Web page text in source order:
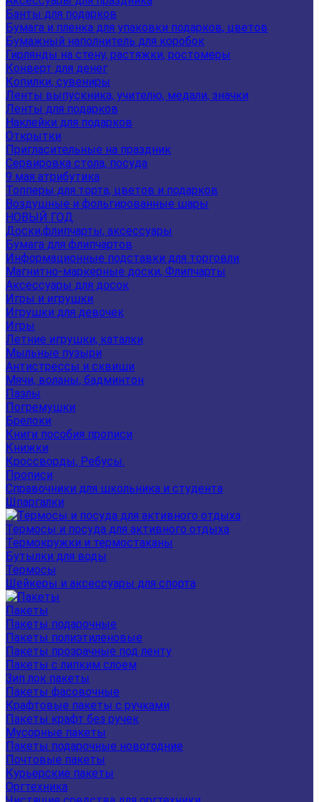
Банты для подарков
Бумага и пленка для упаковки подарков, цветов
Бумажный наполнитель для коробок
Гирлянды на стену, растяжки, ростомеры
Конверт для денег
Копилки, сувениры
Ленты выпускника, учителю, медали, значки
Ленты для подарков
Наклейки для подарков
Открытки
Пригласительные на праздник
Сервировка стола, посуда
9 мая атрибутика
Топперы для торта, цветов и подарков
Воздушные и фольгированные шары
НОВЫЙ ГОД
Доски,флипчарты, аксессуары
Бумага для флипчартов
Информационные подставки для торговли
Магнитно-маркерные доски, Флипчарты
Аксессуары для досок
Игры и игрушки
Игрушки для девочек
Игры
Летние игрушки, каталки
Мыльные пузыри
Антистрессы и сквиши
Мячи, воланы, бадминтон
Пазлы
Погремушки
Брелоки
Книги пособия прописи
Книжки
Кроссворды, Ребусы.
Прописи
Справочники для школьника и студента
Шпаргалки
Термосы и посуда для активного отдыха
Термокружки и термостаканы
Бутылки для воды
Термосы
Шейкеры и аксессуары для спорта
Пакеты
Пакеты подарочные
Пакеты полиэтиленовые
Пакеты прозрачные под ленту
Пакеты с липким слоем
Зип лок пакеты
Пакеты фасовочные
Крафтовые пакеты с ручками
Пакеты крафт без ручек
Мусорные пакеты
Пакеты подарочные новогодние
Почтовые пакеты
Курьерские пакеты
Оргтехника